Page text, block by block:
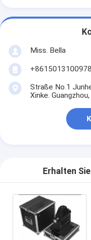
Miss. Bella
+8615013100978
Straße No.1
Xinke.
Erhalten